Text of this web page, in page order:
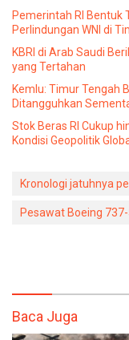
Pemerintah RI Bentuk
Perlindungan WNI di
KBRI di Arab Saudi
yang Tertahan
Kemlu: Timur Tengah
Ditangguhkan
Stok Beras RI Cukup
Kondisi Geopolitik
Kronologi jatuhnya
Pesawat Boeing
Baca Juga